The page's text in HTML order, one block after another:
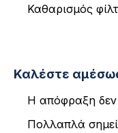
Καθαρισμός
Καλέστε
Η απόφραξη δεν
Πολλαπλά